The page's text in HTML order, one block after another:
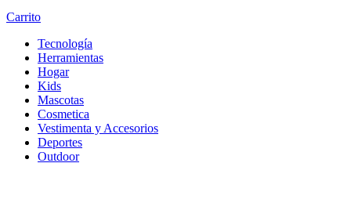
Carrito
Tecnología
Herramientas
Hogar
Kids
Mascotas
Cosmetica
Vestimenta y Accesorios
Deportes
Outdoor